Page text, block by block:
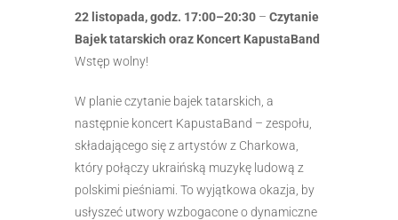
22 listopada, godz. 17:00–20:30 – Czytanie
Bajek tatarskich oraz Koncert KapustaBand
Wstęp wolny!
W planie czytanie bajek tatarskich, a
następnie koncert KapustaBand – zespołu,
składającego się z artystów z Charkowa,
który połączy ukraińską muzykę ludową z
polskimi pieśniami. To wyjątkowa okazja, by
usłyszeć utwory wzbogacone o dynamiczne